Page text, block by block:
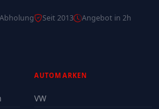
Seit 2013 Angebot in 2h
AUTOMARKEN
VW